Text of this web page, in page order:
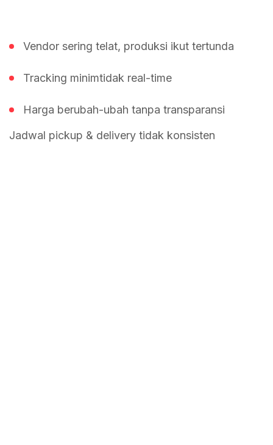
Vendor sering telat, produksi ikut tertunda
Tracking minimtidak real-time
Harga berubah-ubah tanpa transparansi
Jadwal pickup & delivery tidak konsisten